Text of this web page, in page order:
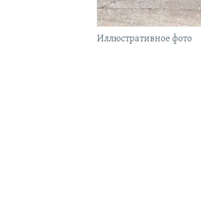
Иллюстративное фото